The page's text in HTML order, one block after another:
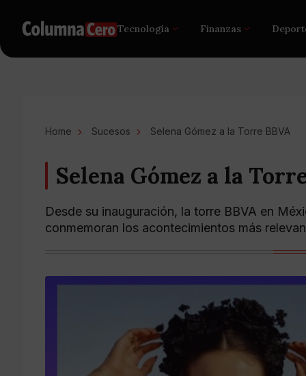
Tecnología Finanzas
Home Sucesos Selena Gómez a la Torre BBVA
Selena Gómez a la
Desde su inauguración, la torre BBVA en
conmemoran los acontecimientos más